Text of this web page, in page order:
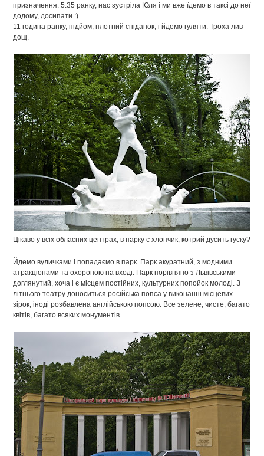
призначення. 5:35 ранку, нас зустріла Юля і ми вже їдемо в таксі до неї
додому, досипати :).
11 година ранку, підйом, плотний сніданок, і йдемо гуляти. Троха лив
дощ.
Цікаво у всіх обласних центрах, в парку є хлопчик, котрий дусить гуску?
Йдемо вуличками і попадаємо в парк. Парк акуратний, з модними
атракціонами та охороною на вході. Парк порівняно з Львівськими
доглянутий, хоча і є місцем постійних, культурних попойок молоді. З
літнього театру доноситься російська попса у виконанні місцевих
зірок, іноді розбавлена англійською попсою. Все зелене, чисте, багато
квітів, багато всяких монументів.